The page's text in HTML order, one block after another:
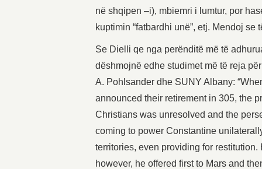
në shqipen –i), mbiemri i lumtur, por
kuptimin “fatbardhi unë”, etj. Mendoj
Se Dielli qe nga perënditë më të
dëshmojnë edhe studimet më të reja
A. Pohlsander dhe SUNY Albany:
announced their retirement in 305, the
Christians was unresolved and the
coming to power Constantine
territories, even providing for
however, he offered first to Mars and